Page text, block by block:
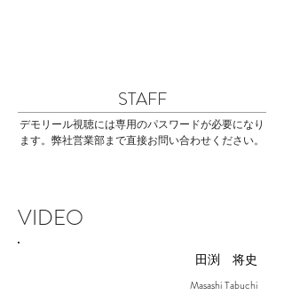
STAFF
デモリール視聴には専用のパスワードが必要になり
ます。弊社営業部まで直接お問い合わせください。
VIDEO
田渕 将史
Masashi Tabuchi